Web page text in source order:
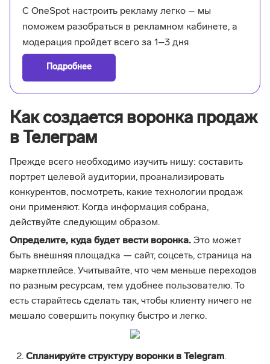
С OneSpot настроить рекламу легко – мы
поможем разобраться в рекламном кабинете, а
модерация пройдет всего за 1–3 дня
Подробнее
Как создается воронка продаж
в Телеграм
Прежде всего необходимо изучить нишу: составить
портрет целевой аудитории, проанализировать
конкурентов, посмотреть, какие технологии продаж
они применяют. Когда информация собрана,
действуйте следующим образом.
Определите, куда будет вести воронка. Это может
быть внешняя площадка — сайт, соцсеть, страница на
маркетплейсе. Учитывайте, что чем меньше переходов
по разным ресурсам, тем удобнее пользователю. То
есть старайтесь сделать так, чтобы клиенту ничего не
мешало совершить покупку быстро и легко.
Спланируйте структуру воронки в Telegram.